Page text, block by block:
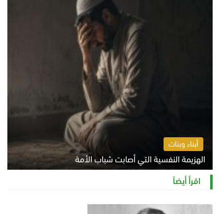
أبناء وبنات
الهزيمة النفسية التي أصابت شباب الأمة
الخميس 6 أغسطس 2026 11:12 ص
اقرأ أيضاً